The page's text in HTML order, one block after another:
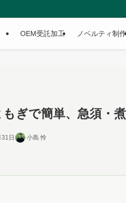
株式会社Agriture
OEM受託加工 ノベルティ制作
ぎで簡単、急須・
日 小島 怜